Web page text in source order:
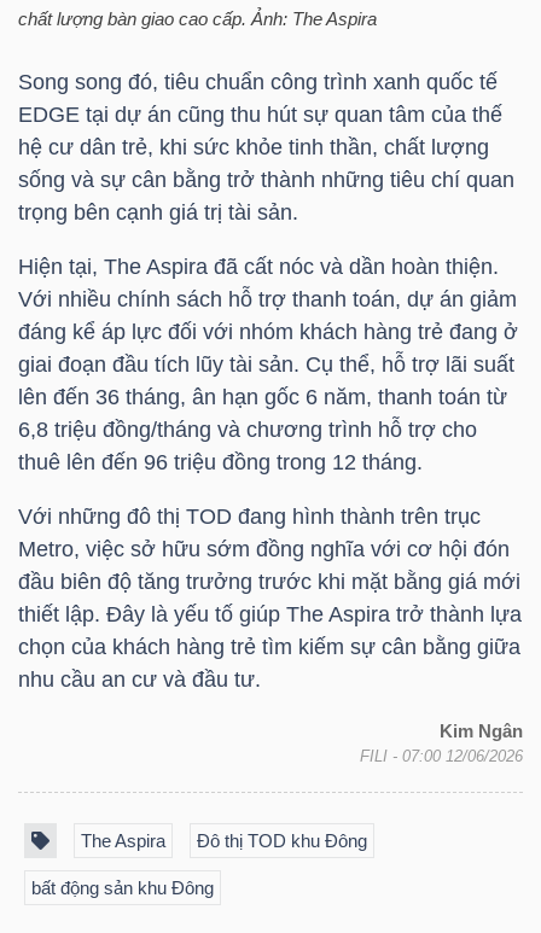
chất lượng bàn giao cao cấp. Ảnh: The Aspira
Song song đó, tiêu chuẩn công trình xanh quốc tế
EDGE tại dự án cũng thu hút sự quan tâm của thế
hệ cư dân trẻ, khi sức khỏe tinh thần, chất lượng
sống và sự cân bằng trở thành những tiêu chí quan
trọng bên cạnh giá trị tài sản.
Hiện tại, The Aspira đã cất nóc và dần hoàn thiện.
Với nhiều chính sách hỗ trợ thanh toán, dự án giảm
đáng kể áp lực đối với nhóm khách hàng trẻ đang ở
giai đoạn đầu tích lũy tài sản. Cụ thể, hỗ trợ lãi suất
lên đến 36 tháng, ân hạn gốc 6 năm, thanh toán từ
6,8 triệu đồng/tháng và chương trình hỗ trợ cho
thuê lên đến 96 triệu đồng trong 12 tháng.
Với những đô thị TOD đang hình thành trên trục
Metro, việc sở hữu sớm đồng nghĩa với cơ hội đón
đầu biên độ tăng trưởng trước khi mặt bằng giá mới
thiết lập. Đây là yếu tố giúp The Aspira trở thành lựa
chọn của khách hàng trẻ tìm kiếm sự cân bằng giữa
nhu cầu an cư và đầu tư.
Kim Ngân
FILI - 07:00 12/06/2026
The Aspira Đô thị TOD khu Đông
bất động sản khu Đông
CÔNG
NGHỆ
THÔNG
DỊCH
VỤ
TRUYỀN
TIỆN
ÍCH
SẢN